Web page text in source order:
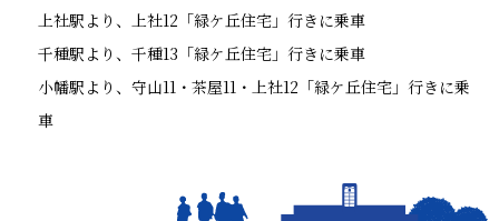
上社駅より、上社12「緑ケ丘住宅」行きに乗車
千種駅より、千種13「緑ケ丘住宅」行きに乗車
小幡駅より、守山11・茶屋11・上社12「緑ケ丘住宅」行きに乗
車